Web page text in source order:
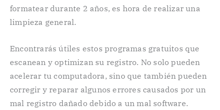
formatear durante 2 años, es hora de realizar una
limpieza general.
Encontrarás útiles estos programas gratuitos que
escanean y optimizan su registro. No solo pueden
acelerar tu computadora, sino que también pueden
corregir y reparar algunos errores causados por un
mal registro dañado debido a un mal software.